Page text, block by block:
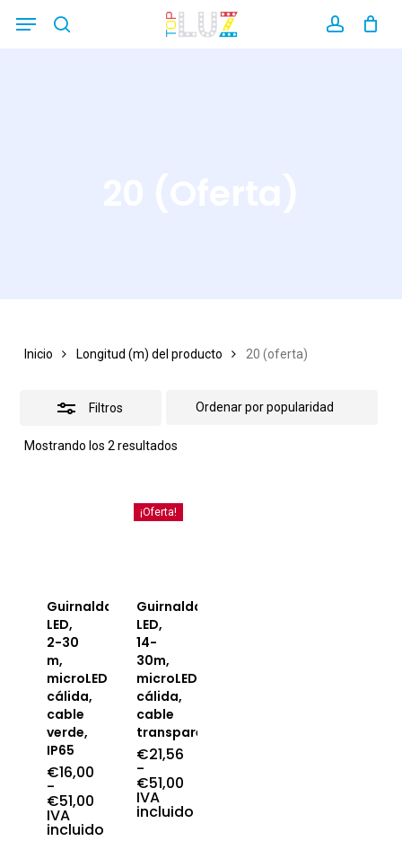
Menu
Inicio Longitud (m) del producto 20 (oferta)
Filtros
Mostrando los 2 resultadosOrdenado
Guirnalda
LED,
2-30
m,
microLED
cálida,
cable
verde,
IP65
€16,00
-
€51,00
Rango
de
IVA
incluido
¡Oferta!
Guirnalda
LED,
14-
30m,
microLED
cálida,
cable
transparente
€21,56
-
€51,00
Rango
de
IVA
incluido